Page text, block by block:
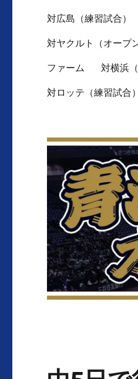
対広島（練習試合）
対ヤクルト（オープ
ファーム 対横浜
対ロッテ（練習試合）